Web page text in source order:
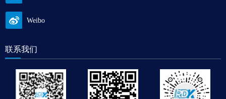
Weibo
联系我们